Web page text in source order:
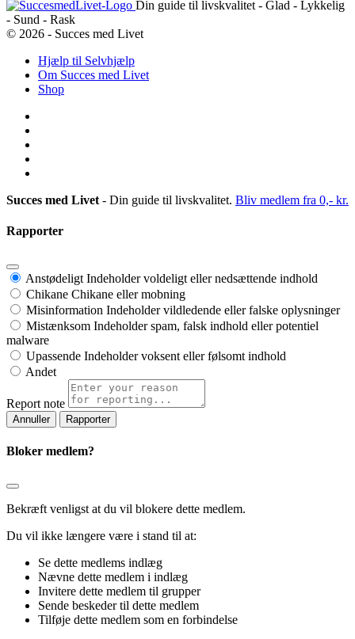
Din guide til livskvalitet - Glad - Lykkelig
- Sund - Rask
© 2026 - Succes med Livet
Hjælp til Selvhjælp
Om Succes med Livet
Shop
Succes med Livet - Din guide til livskvalitet. Bliv medlem fra 0,- kr.
Rapporter
Anstødeligt Indeholder voldeligt eller nedsættende indhold
Chikane Chikane eller mobning
Misinformation Indeholder vildledende eller falske oplysninger
Mistænksom Indeholder spam, falsk indhold eller potentiel
malware
Upassende Indeholder voksent eller følsomt indhold
Andet
Report note
Rapporter
Bloker medlem?
Bekræft venligst at du vil blokere dette medlem.
Du vil ikke længere være i stand til at:
Se dette medlems indlæg
Nævne dette medlem i indlæg
Invitere dette medlem til grupper
Sende beskeder til dette medlem
Tilføje dette medlem som en forbindelse